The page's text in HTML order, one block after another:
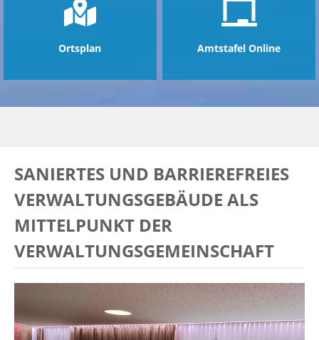
Ortsplan Amtstafel Online
SANIERTES UND BARRIEREFREIES
VERWALTUNGSGEBÄUDE ALS
MITTELPUNKT DER
VERWALTUNGSGEMEINSCHAFT